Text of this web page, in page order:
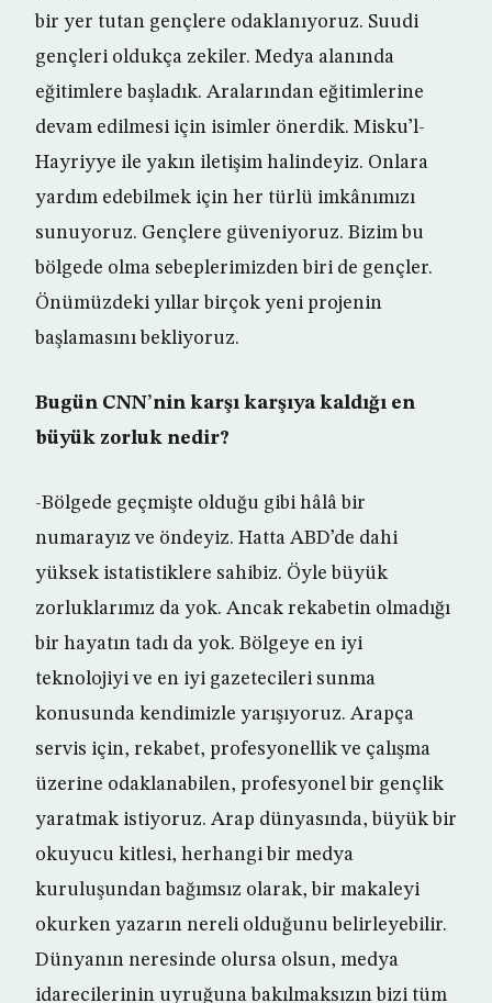
bir yer tutan gençlere odaklanıyoruz. Suudi
gençleri oldukça zekiler. Medya alanında
eğitimlere başladık. Aralarından eğitimlerine
devam edilmesi için isimler önerdik. Misku’l-
Hayriyye ile yakın iletişim halindeyiz. Onlara
yardım edebilmek için her türlü imkânımızı
sunuyoruz. Gençlere güveniyoruz. Bizim bu
bölgede olma sebeplerimizden biri de gençler.
Önümüzdeki yıllar birçok yeni projenin
başlamasını bekliyoruz.
Bugün CNN’nin karşı karşıya kaldığı en
büyük zorluk nedir?
-Bölgede geçmişte olduğu gibi hâlâ bir
numarayız ve öndeyiz. Hatta ABD’de dahi
yüksek istatistiklere sahibiz. Öyle büyük
zorluklarımız da yok. Ancak rekabetin olmadığı
bir hayatın tadı da yok. Bölgeye en iyi
teknolojiyi ve en iyi gazetecileri sunma
konusunda kendimizle yarışıyoruz. Arapça
servis için, rekabet, profesyonellik ve çalışma
üzerine odaklanabilen, profesyonel bir gençlik
yaratmak istiyoruz. Arap dünyasında, büyük bir
okuyucu kitlesi, herhangi bir medya
kuruluşundan bağımsız olarak, bir makaleyi
okurken yazarın nereli olduğunu belirleyebilir.
Dünyanın neresinde olursa olsun, medya
idarecilerinin uyruğuna bakılmaksızın bizi tüm